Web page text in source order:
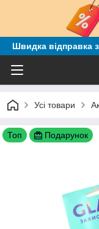
Швидка відправка
Усі товари
Топ Подарунок